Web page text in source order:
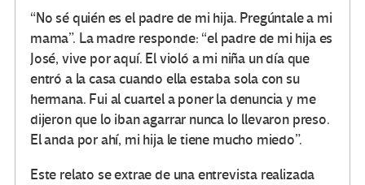
“No sé quién es el padre de mi hija. Pregúntale a mi
mama”. La madre responde: “el padre de mi hija es
José, vive por aquí. El violó a mi niña un día que
entró a la casa cuando ella estaba sola con su
hermana. Fui al cuartel a poner la denuncia y me
dijeron que lo iban agarrar nunca lo llevaron preso.
El anda por ahí, mi hija le tiene mucho miedo”.
Este relato se extrae de una entrevista realizada